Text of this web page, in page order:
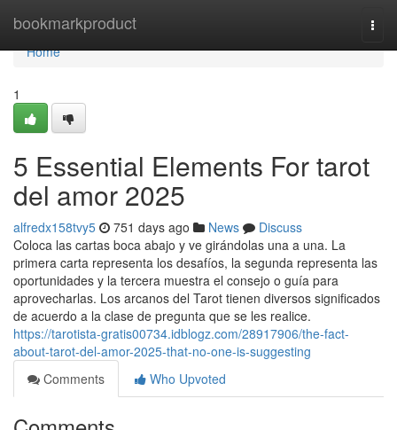
bookmarkproduct
Home
Home
1
5 Essential Elements For tarot
del amor 2025
alfredx158tvy5 751 days ago News
Discuss
Coloca las cartas boca abajo y ve girándolas una a una. La
primera carta representa los desafíos, la segunda representa las
oportunidades y la tercera muestra el consejo o guía para
aprovecharlas. Los arcanos del Tarot tienen diversos significados
de acuerdo a la clase de pregunta que se les realice.
https://tarotista-gratis00734.idblogz.com/28917906/the-fact-
about-tarot-del-amor-2025-that-no-one-is-suggesting
Comments
Who Upvoted